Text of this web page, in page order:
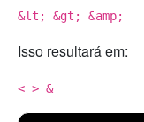
&lt; &gt; &amp;
Isso resultará em:
< > &